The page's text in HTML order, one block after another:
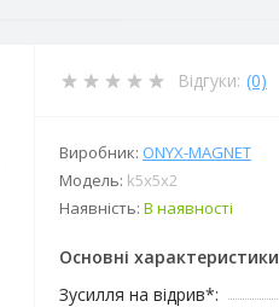
Відгуки: (0)
Виробник: ОNYX-MAGNET
Модель: k5x5x2
Наявність: В наявності
Основні характеристики
Зусилля на відрив*: